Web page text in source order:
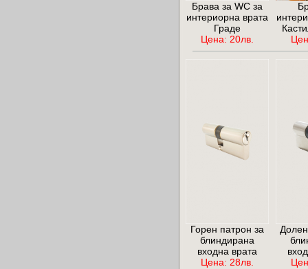
Брава за WC за
интериорна врата
Граде
Цена: 20лв.
Горен патрон за
блиндирана
входна врата
Цена: 28лв.